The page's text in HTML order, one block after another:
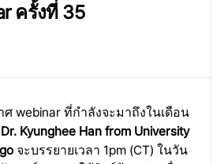
ครั้งที่ 35
ศ webinar ที่กำลังจะมาถึงในเดือน
Dr. Kyunghee Han from University
จะบรรยายเวลา 1pm (CT) ในวัน